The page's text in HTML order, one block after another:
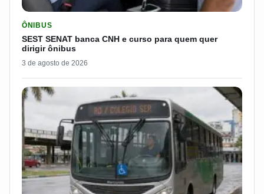
ÔNIBUS
SEST SENAT banca CNH e curso para quem quer
dirigir ônibus
3 de agosto de 2026